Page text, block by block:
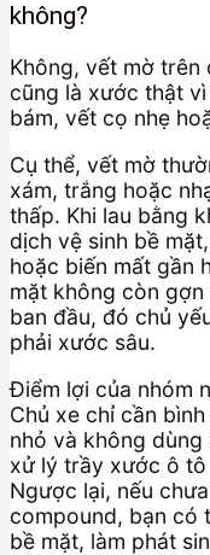
không?
Không, vết mờ trên
cũng là xước thật
bám, vết cọ nhẹ
Cụ thể, vết mờ
xám, trắng hoặc
thấp. Khi lau bằng
dịch vệ sinh bề
hoặc biến mất gần
mặt không còn
ban đầu, đó chủ
phải xước sâu.
Điểm lợi của nhóm
Chủ xe chỉ cần
nhỏ và không
xử lý trầy xước ô tô
Ngược lại, nếu
compound, bạn có
bề mặt, làm phát